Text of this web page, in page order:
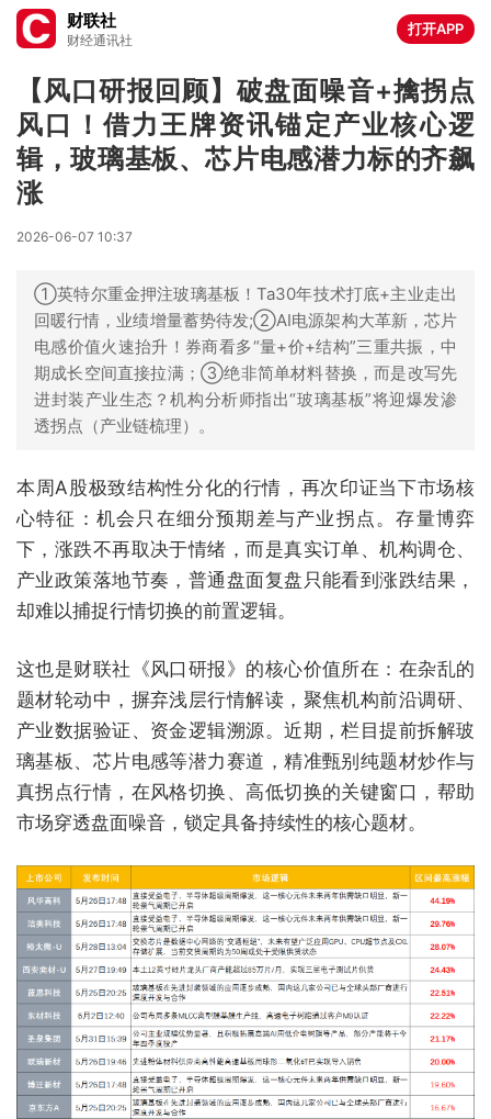
财联社
财经通讯社
打开APP
【风口研报回顾】破盘面噪音+擒拐点
风口！借力王牌资讯锚定产业核心逻
辑，玻璃基板、芯片电感潜力标的齐飙
涨
2026-06-07 10:37
①英特尔重金押注玻璃基板！Ta30年技术打底+主业走出
回暖行情，业绩增量蓄势待发;②AI电源架构大革新，芯片
电感价值火速抬升！券商看多“量+价+结构”三重共振，中
期成长空间直接拉满；③绝非简单材料替换，而是改写先
进封装产业生态？机构分析师指出“玻璃基板”将迎爆发渗
透拐点（产业链梳理）。
本周A股极致结构性分化的行情，再次印证当下市场核
心特征：机会只在细分预期差与产业拐点。存量博弈
下，涨跌不再取决于情绪，而是真实订单、机构调仓、
产业政策落地节奏，普通盘面复盘只能看到涨跌结果，
却难以捕捉行情切换的前置逻辑。
这也是财联社《风口研报》的核心价值所在：在杂乱的
题材轮动中，摒弃浅层行情解读，聚焦机构前沿调研、
产业数据验证、资金逻辑溯源。近期，栏目提前拆解玻
璃基板、芯片电感等潜力赛道，精准甄别纯题材炒作与
真拐点行情，在风格切换、高低切换的关键窗口，帮助
市场穿透盘面噪音，锁定具备持续性的核心题材。